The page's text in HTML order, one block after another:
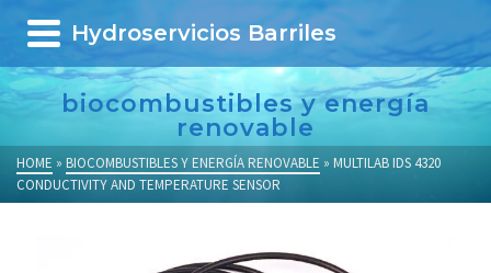
Hydroservicios Barriles
biocombustibles y energía
renovable
HOME » BIOCOMBUSTIBLES Y ENERGÍA RENOVABLE » MULTILAB IDS 4320
CONDUCTIVITY AND TEMPERATURE SENSOR